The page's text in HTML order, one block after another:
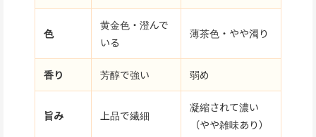
色
黄金色・澄んで
いる
薄茶色・やや濁り
香り 芳醇で強い 弱め
旨み 上品で繊細
凝縮されて濃い
（やや雑味あり）